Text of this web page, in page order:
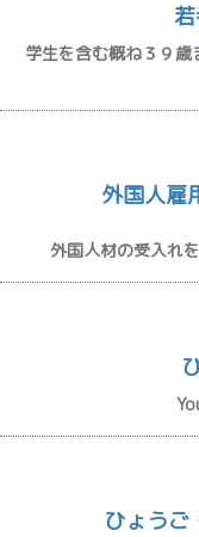
学生を含む概ね３９
外国人雇
外国人材の受入れ
ひょうご